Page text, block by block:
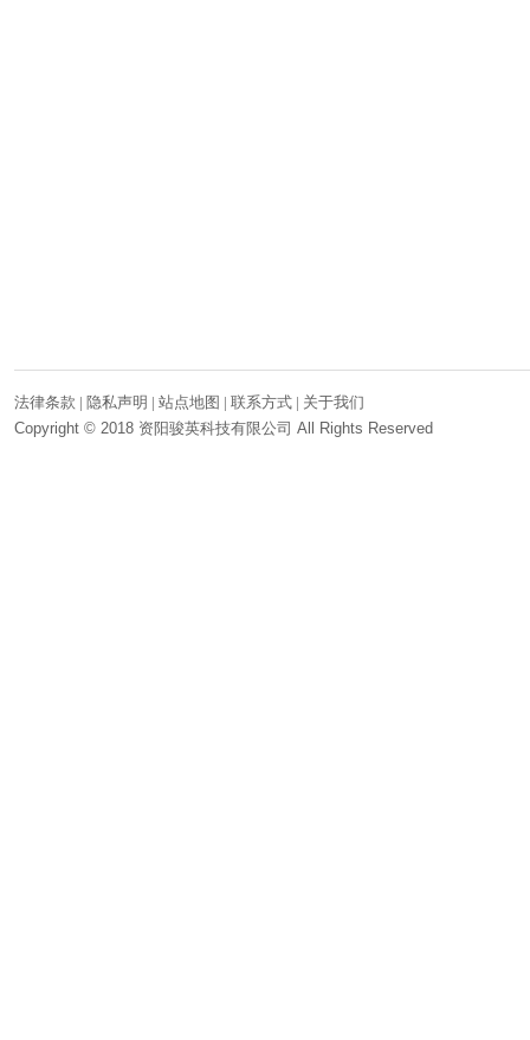
法律条款 | 隐私声明 | 站点地图 | 联系方式 关于我们
Copyright © 2018 资阳骏英科技有限公司 All Rights Reserved